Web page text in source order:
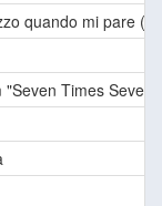
quando mi pare
Times Seven